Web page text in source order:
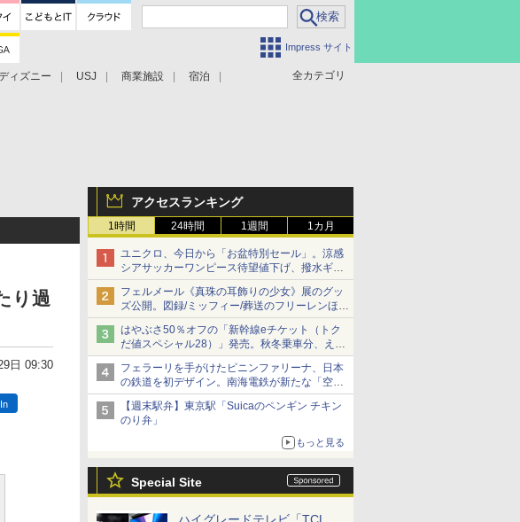
Impress サイト
全カテゴリ
ィズニー USJ 商業施設 宿泊
アクセスランキング
1時間 24時間 1週間 1カ月
ユニクロ、今日から「お盆特別セール」。涼感
シアサッカーワンピース待望値下げ、撥水ギア
ショーツは1990円に
フェルメール《真珠の耳飾りの少女》展のグッ
ズ公開。図録/ミッフィー/葬送のフリーレンほ
か、注目ブランドコラボが実現
はやぶさ50％オフの「新幹線eチケット（トク
だ値スペシャル28）」発売。秋冬乗車分、えき
ねっと限定
フェラーリを手がけたピニンファリーナ、日本
の鉄道を初デザイン。南海電鉄が新たな「空港
特急」をなにわ筋線へ導入
【週末駅弁】東京駅「Suicaのペンギン チキン
のり弁」
もっと見る
Special Site
り過
日 09:30